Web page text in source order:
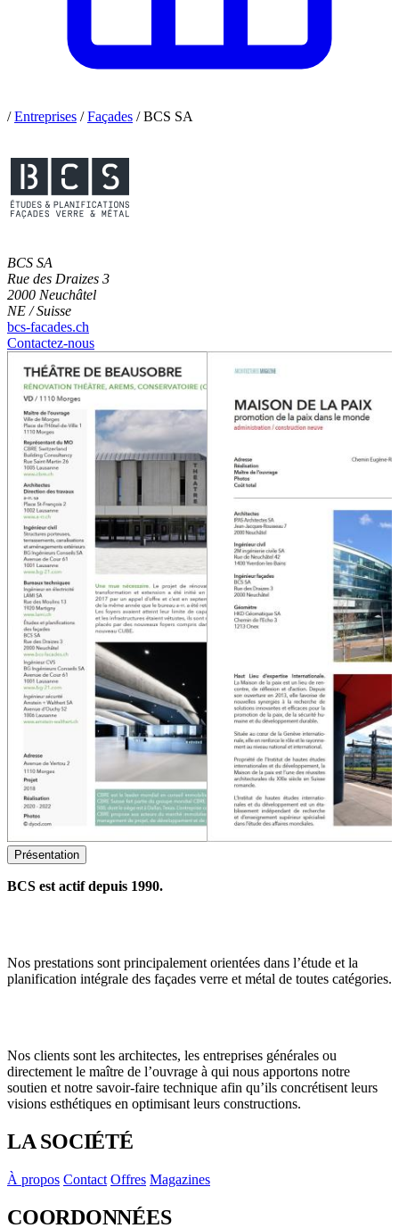
/ Entreprises / Façades /BCS SA
BCS SA
Rue des Draizes 3
2000 Neuchâtel
NE / Suisse
bcs-facades.ch
Contactez-nous
Présentation
BCS est actif depuis 1990.
Nos prestations sont principalement orientées dans l’étude et la
planification intégrale des façades verre et métal de toutes catégories.
Nos clients sont les architectes, les entreprises générales ou
directement le maître de l’ouvrage à qui nous apportons notre
soutien et notre savoir-faire technique afin qu’ils concrétisent leurs
visions esthétiques en optimisant leurs constructions.
LA SOCIÉTÉ
À propos Contact Offres Magazines
COORDONNÉES